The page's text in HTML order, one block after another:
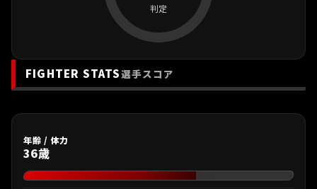
判定
FIGHTER STATS選手スコア
年齢 / 体力
36歳